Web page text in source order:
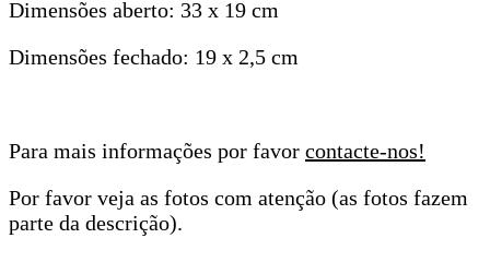
Dimensões aberto: 33 x 19 cm
Dimensões fechado: 19 x 2,5 cm
Para mais informações por favor contacte-nos!
Por favor veja as fotos com atenção (as fotos fazem
parte da descrição).